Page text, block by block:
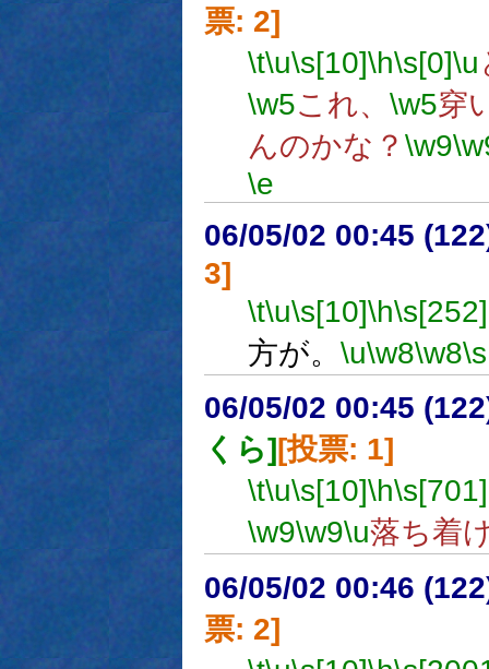
票: 2]
\t\u\s[10]\h\s[0]\u
\w5これ、 \w5穿
んのかな？ \w9
\e
06/05/02 00:45
3]
\t\u\s[10]\h\s[252]
方が。 \u\w8\w8
06/05/02 00:45
くら] [投票: 1]
\t\u\s[10]\h\s[701]
\w9\w9\u落ち着
06/05/02 00:46
票: 2]